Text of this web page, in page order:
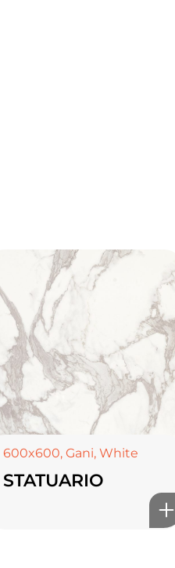
600x600, Gani, White
STATUARIO